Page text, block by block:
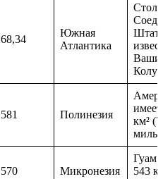
68,34
Южная
Атлантика
581 Полинезия
км²
миль).
570 Микронезия
Гуам
543